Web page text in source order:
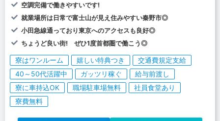
空調完備で働きやすいです!
就業場所は日常で富士山が見え住みやすい秦野市◎
小田急線通っており東京へのアクセスも良好◎
ちょうど良い街! ぜひ1度首都圏で働こう◎
寮はワンルーム 嬉しい特典つき
交通費規定支給
40～50代活躍中
ガッツリ稼ぐ
給与前渡し
寮に車持込OK
職場駐車場無料
社員食堂あり
寮費無料